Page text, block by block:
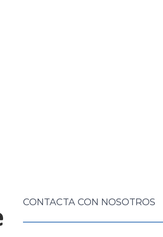
CONTACTA CON NOSOTROS